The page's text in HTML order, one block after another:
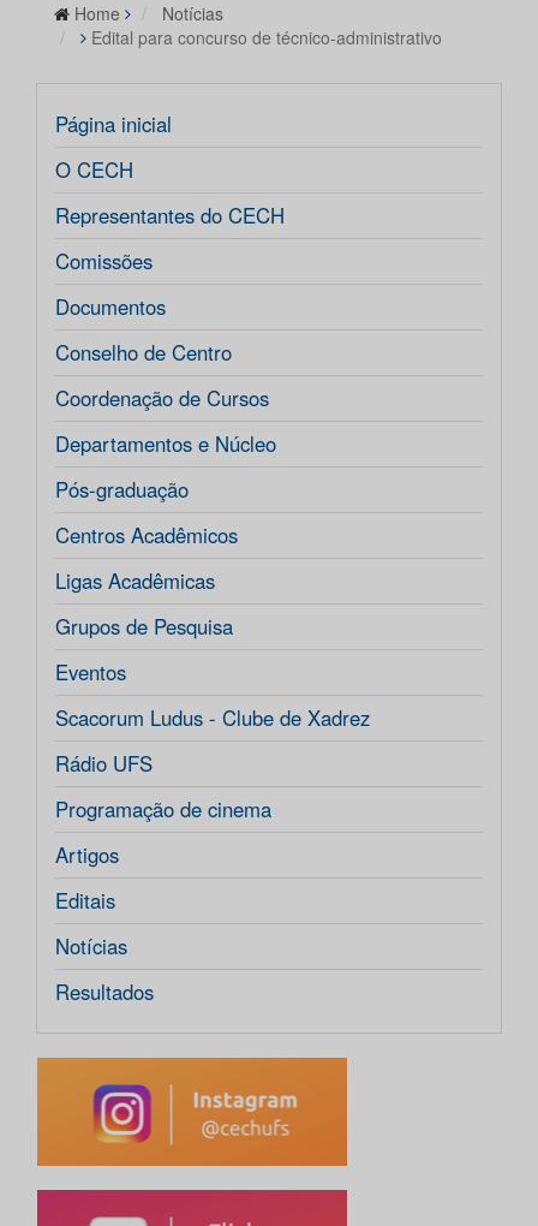
Home
Notícias
Edital para concurso de técnico-administrativo
Página inicial
O CECH
Representantes do CECH
Comissões
Documentos
Conselho de Centro
Coordenação de Cursos
Departamentos e Núcleo
Pós-graduação
Centros Acadêmicos
Ligas Acadêmicas
Grupos de Pesquisa
Eventos
Scacorum Ludus - Clube de Xadrez
Rádio UFS
Programação de cinema
Artigos
Editais
Notícias
Resultados